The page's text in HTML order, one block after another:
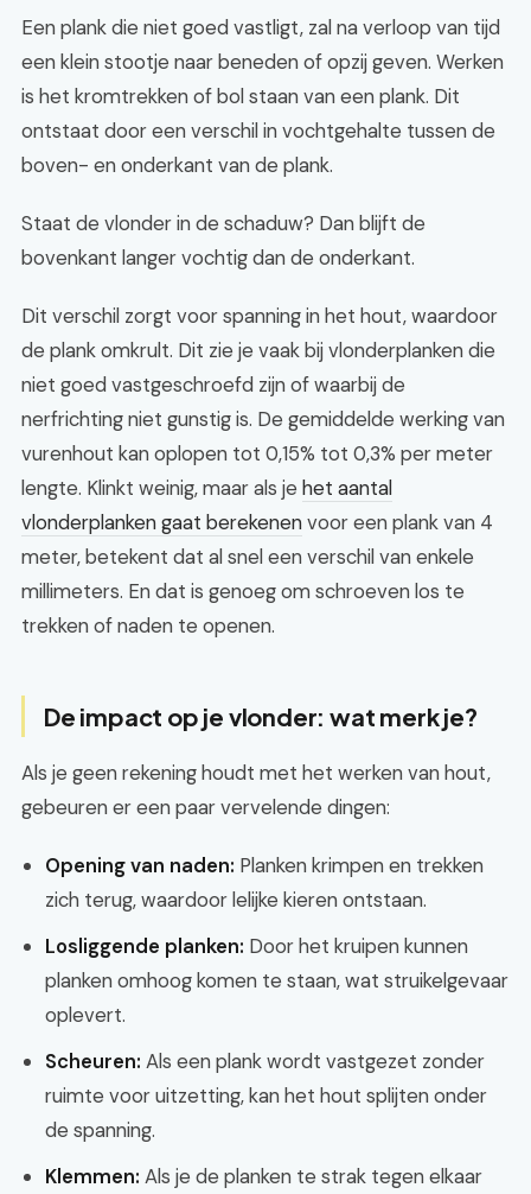
Een plank die niet goed vastligt, zal na verloop van tijd
een klein stootje naar beneden of opzij geven. Werken
is het kromtrekken of bol staan van een plank. Dit
ontstaat door een verschil in vochtgehalte tussen de
boven- en onderkant van de plank.
Staat de vlonder in de schaduw? Dan blijft de
bovenkant langer vochtig dan de onderkant.
Dit verschil zorgt voor spanning in het hout, waardoor
de plank omkrult. Dit zie je vaak bij vlonderplanken die
niet goed vastgeschroefd zijn of waarbij de
nerfrichting niet gunstig is. De gemiddelde werking van
vurenhout kan oplopen tot 0,15% tot 0,3% per meter
lengte. Klinkt weinig, maar als je het aantal
vlonderplanken gaat berekenenvoor een plank van 4
meter, betekent dat al snel een verschil van enkele
millimeters. En dat is genoeg om schroeven los te
trekken of naden te openen.
De impact op je vlonder: wat merk je?
Als je geen rekening houdt met het werken van hout,
gebeuren er een paar vervelende dingen:
Opening van naden: Planken krimpen en trekken
zich terug, waardoor lelijke kieren ontstaan.
Losliggende planken: Door het kruipen kunnen
planken omhoog komen te staan, wat struikelgevaar
oplevert.
Scheuren: Als een plank wordt vastgezet zonder
ruimte voor uitzetting, kan het hout splijten onder
de spanning.
Klemmen: Als je de planken te strak tegen elkaar